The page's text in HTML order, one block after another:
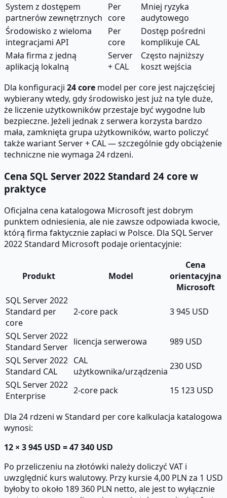
System z dostępem
partnerów zewnętrznych
Per
core
Mniej ryzyka
audytowego
Środowisko z wieloma
integracjami API
Per
core
Dostęp pośredni
komplikuje CAL
Mała firma z jedną
aplikacją lokalną
Server
+ CAL
Często najniższy
koszt wejścia
Dla konfiguracji 24 core model per core jest najczęściej
wybierany wtedy, gdy środowisko jest już na tyle duże,
że liczenie użytkowników przestaje być wygodne lub
bezpieczne. Jeżeli jednak z serwera korzysta bardzo
mała, zamknięta grupa użytkowników, warto policzyć
także wariant Server + CAL — szczególnie gdy obciążenie
techniczne nie wymaga 24 rdzeni.
Cena SQL Server 2022 Standard 24 core w
praktyce
Oficjalna cena katalogowa Microsoft jest dobrym
punktem odniesienia, ale nie zawsze odpowiada kwocie,
którą firma faktycznie zapłaci w Polsce. Dla SQL Server
2022 Standard Microsoft podaje orientacyjnie:
Produkt Model
Cena
orientacyjna
Microsoft
SQL Server 2022
Standard per
core
2-core pack 3 945 USD
SQL Server 2022
Standard Server licencja serwerowa
989 USD
SQL Server 2022
Standard CAL
CAL
użytkownika/urządzenia 230 USD
SQL Server 2022
Enterprise
2-core pack 15 123 USD
Dla 24 rdzeni w Standard per core kalkulacja katalogowa
wynosi:
12 × 3 945 USD = 47 340 USD
Po przeliczeniu na złotówki należy doliczyć VAT i
uwzględnić kurs walutowy. Przy kursie 4,00 PLN za 1 USD
byłoby to około 189 360 PLN netto, ale jest to wyłącznie